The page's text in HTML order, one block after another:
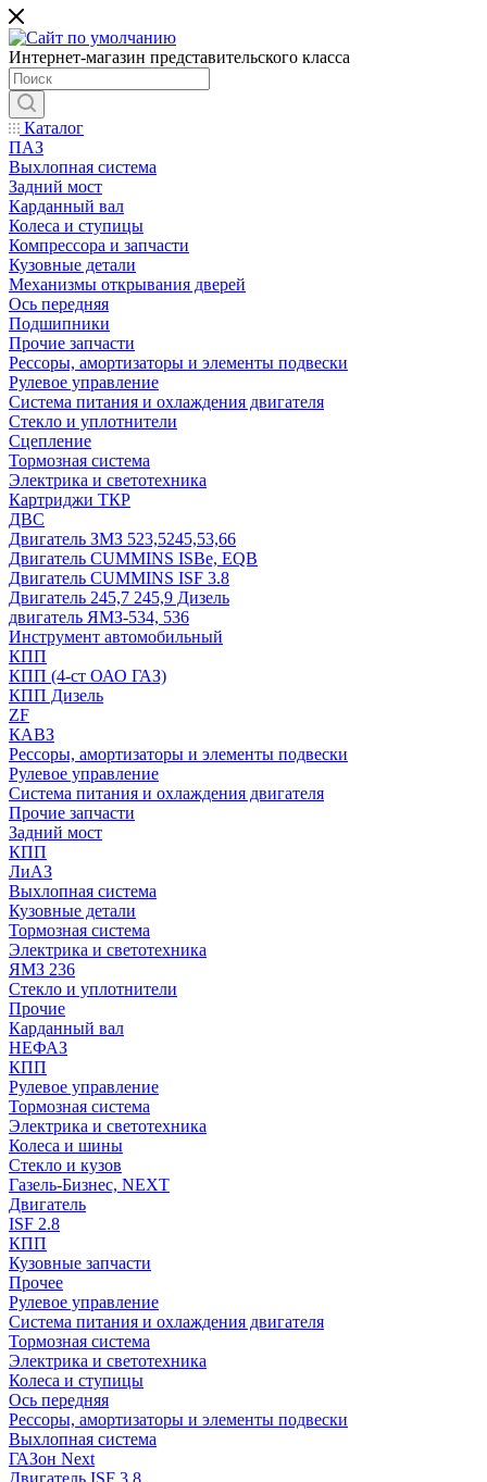
Интернет-магазин представительского класса
Каталог
ПАЗ
Выхлопная система
Задний мост
Карданный вал
Колеса и ступицы
Компрессора и запчасти
Кузовные детали
Механизмы открывания дверей
Ось передняя
Подшипники
Прочие запчасти
Рессоры, амортизаторы и элементы подвески
Рулевое управление
Система питания и охлаждения двигателя
Стекло и уплотнители
Сцепление
Тормозная система
Электрика и светотехника
Картриджи ТКР
ДВС
Двигатель ЗМЗ 523,5245,53,66
Двигатель CUMMINS ISBe, EQB
Двигатель CUMMINS ISF 3.8
Двигатель 245,7 245,9 Дизель
двигатель ЯМЗ-534, 536
Инструмент автомобильный
КПП
КПП (4-ст ОАО ГАЗ)
КПП Дизель
ZF
КАВЗ
Рессоры, амортизаторы и элементы подвески
Рулевое управление
Система питания и охлаждения двигателя
Прочие запчасти
Задний мост
КПП
ЛиАЗ
Выхлопная система
Кузовные детали
Тормозная система
Электрика и светотехника
ЯМЗ 236
Стекло и уплотнители
Прочие
Карданный вал
НЕФАЗ
КПП
Рулевое управление
Тормозная система
Электрика и светотехника
Колеса и шины
Стекло и кузов
Газель-Бизнес, NEXT
Двигатель
ISF 2.8
КПП
Кузовные запчасти
Прочее
Рулевое управление
Система питания и охлаждения двигателя
Тормозная система
Электрика и светотехника
Колеса и ступицы
Ось передняя
Рессоры, амортизаторы и элементы подвески
Выхлопная система
ГАЗон Next
Двигатель ISF 3.8